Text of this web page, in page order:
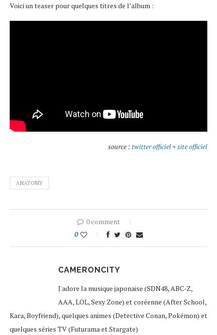
Voici un teaser pour quelques titres de l’album :
source : twitter officiel+site officiel
ANATOMY
0 comment
0
CAMERONCITY
J'adore la musique japonaise (SDN48, ABC-Z,
AAA, LOL, Sexy Zone) et coréenne (After School,
Kara, Boyfriend), quelques animes (Detective Conan, Pokémon) et
quelques séries TV (Futurama et Stargate)